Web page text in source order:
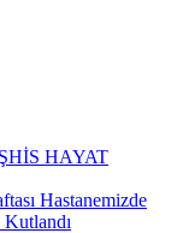
HAYAT
Hastanemizde